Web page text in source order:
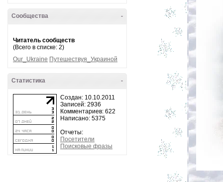
-
Сообщества
Читатель сообществ
(Всего в списке: 2)
Our_Ukraine Путешествуя_Украиной
-
Статистика
Создан: 10.10.2011
Записей: 2936
Комментариев: 622
Написано: 5375
Отчеты:
Посетители
Поисковые фразы